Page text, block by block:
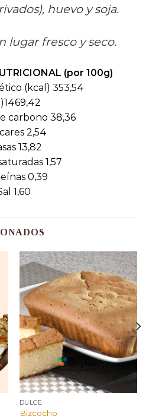
huevo y soja.
lugar fresco y seco.
(por 100g)
(kcal) 353,54
carbono 38,36
2,54
13,82
1,57
0,39
1,60
DULCE
Bizcocho